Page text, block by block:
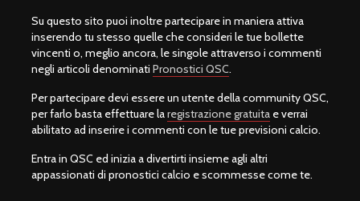
Su questo sito puoi inoltre partecipare in maniera attiva
inserendo tu stesso quelle che consideri le tue bollette
vincenti o, meglio ancora, le singole attraverso i commenti
negli articoli denominati Pronostici QSC.
Per partecipare devi essere un utente della community QSC,
per farlo basta effettuare laregistrazione gratuita e verrai
abilitato ad inserire i commenti con le tue previsioni calcio.
Entra in QSC ed inizia a divertirti insieme agli altri
appassionati di pronostici calcio e scommesse come te.